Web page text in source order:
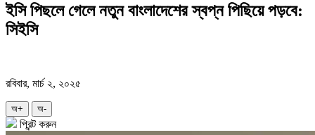
ইসি পিছলে গেলে নতুন বাংলাদেশের স্বপ্ন পিছিয়ে পড়বে:
সিইসি
রবিবার, মার্চ ২, ২০২৫
অ+ অ-
প্রিন্ট করুন